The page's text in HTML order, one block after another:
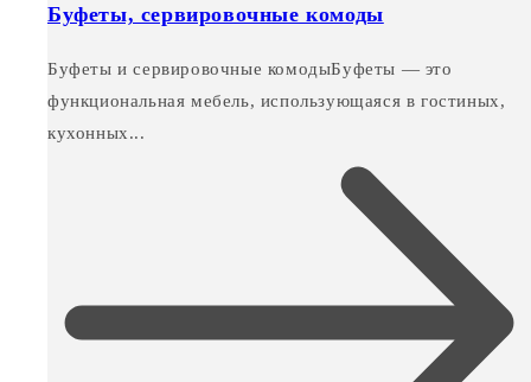
Буфеты, сервировочные комоды
Буфеты и сервировочные комодыБуфеты — это
функциональная мебель, использующаяся в гостиных,
кухонных...